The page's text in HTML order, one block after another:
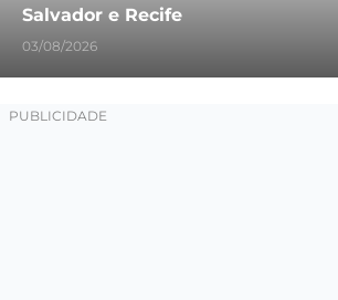
Salvador e Recife
03/08/2026